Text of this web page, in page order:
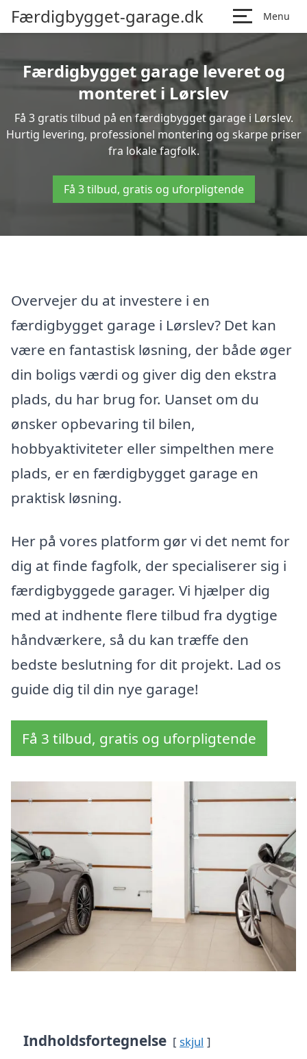
Færdigbygget-garage.dk Menu
Færdigbygget garage leveret og
monteret i Lørslev
Få 3 gratis tilbud på en færdigbygget garage i Lørslev.
Hurtig levering, professionel montering og skarpe priser
fra lokale fagfolk.
Få 3 tilbud, gratis og uforpligtende
Overvejer du at investere i en
færdigbygget garage i Lørslev? Det kan
være en fantastisk løsning, der både øger
din boligs værdi og giver dig den ekstra
plads, du har brug for. Uanset om du
ønsker opbevaring til bilen,
hobbyaktiviteter eller simpelthen mere
plads, er en færdigbygget garage en
praktisk løsning.
Her på vores platform gør vi det nemt for
dig at finde fagfolk, der specialiserer sig i
færdigbyggede garager. Vi hjælper dig
med at indhente flere tilbud fra dygtige
håndværkere, så du kan træffe den
bedste beslutning for dit projekt. Lad os
guide dig til din nye garage!
Få 3 tilbud, gratis og uforpligtende
Indholdsfortegnelse skjul